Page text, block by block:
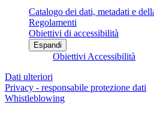
Catalogo dei dati, metadati e
Regolamenti
Obiettivi di accessibilità
Espandi
Obiettivi Accessibilità
Dati ulteriori
Privacy - responsabile protezione dati
Whistleblowing